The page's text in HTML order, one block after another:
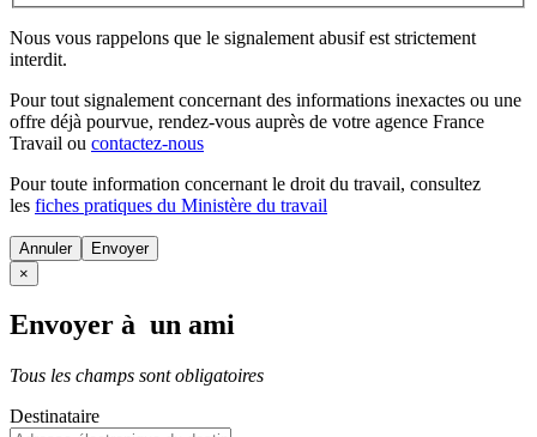
Nous vous rappelons que le signalement abusif est strictement
interdit.
Pour tout signalement concernant des informations inexactes ou une
offre déjà pourvue, rendez-vous auprès de votre agence France
Travail ou contactez-nous
Pour toute information concernant le droit du travail, consultez
les fiches pratiques du Ministère du travail
Annuler
×
Envoyer à un ami
Tous les champs sont obligatoires
Destinataire